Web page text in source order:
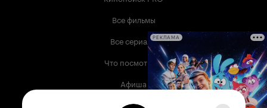
Все фильмы
Все сериалы
Что посмотреть
Афиша
Музыка
РЕКЛАМА